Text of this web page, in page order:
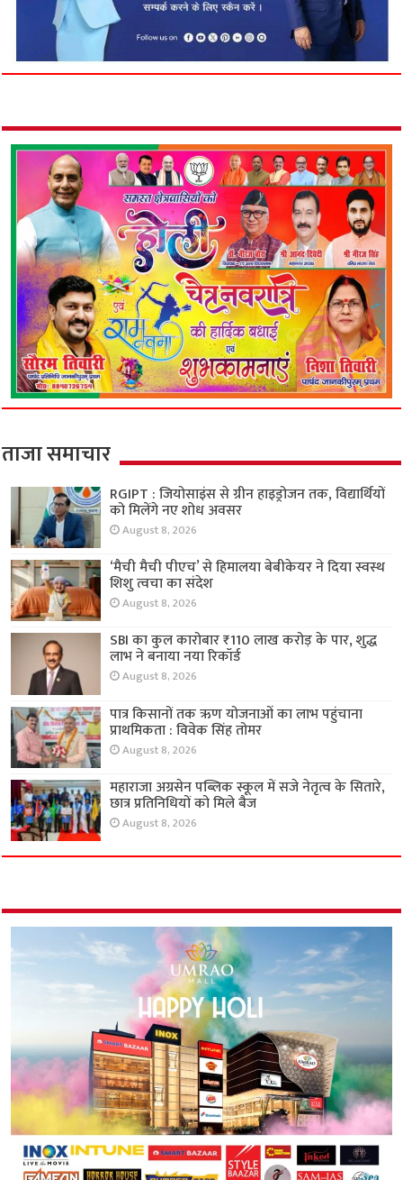
ताजा समाचार
RGIPT : जियोसाइंस से ग्रीन हाइड्रोजन तक, विद्यार्थियों
को मिलेंगे नए शोध अवसर
August 8, 2026
‘मैची मैची पीएच’ से हिमालया बेबीकेयर ने दिया स्वस्थ
शिशु त्वचा का संदेश
August 8, 2026
SBI का कुल कारोबार ₹110 लाख करोड़ के पार, शुद्ध
लाभ ने बनाया नया रिकॉर्ड
August 8, 2026
पात्र किसानों तक ऋण योजनाओं का लाभ पहुंचाना
प्राथमिकता : विवेक सिंह तोमर
August 8, 2026
महाराजा अग्रसेन पब्लिक स्कूल में सजे नेतृत्व के सितारे,
छात्र प्रतिनिधियों को मिले बैज
August 8, 2026